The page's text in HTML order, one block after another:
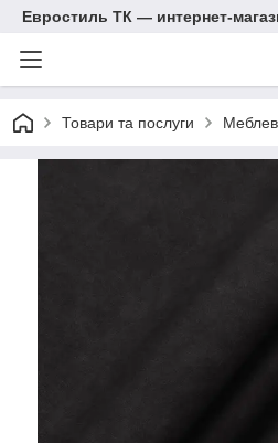
Евростиль ТК — интернет-
Товари та послуги